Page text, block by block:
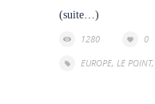
(suite…)
1280
0
EUROPE, LE POINT,